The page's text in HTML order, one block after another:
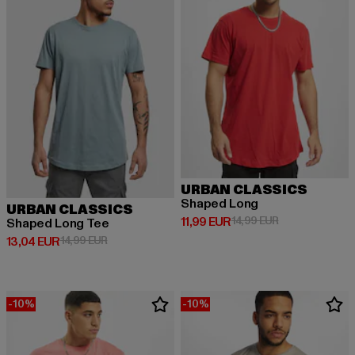
URBAN CLASSICS
Shaped Long Tee
13,04 EUR
Ajankohtainen hinta: 13,04 EUR
14,99 EURKampanjahinta: 14,99 EUR
URBAN CLASSICS
Shaped Long
11,99 EUR
Ajankohtainen hinta: 11,99 EUR
14,99 EURKampanjahinta:
-10% -10%